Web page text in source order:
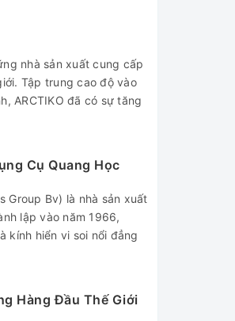
nhà sản xuất cung cấp
Tập trung cao độ vào
ARCTIKO đã có sự tăng
Cụ Quang Học
Group Bv) là nhà sản xuất
lập vào năm 1966,
kính hiển vi soi nổi đẳng
Hàng Đầu Thế Giới